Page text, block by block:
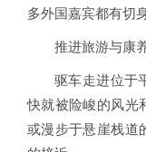
多外国嘉宾都有切
推进旅游与康
驱车走进位于
快就被险峻的风光
或漫步于悬崖栈道